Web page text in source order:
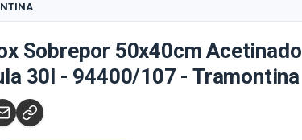
Sobrepor 50x40cm Acetinado
30l - 94400/107 - Tramontina